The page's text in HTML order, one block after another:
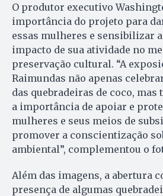
O produtor executivo
importância do projeto para
essas mulheres e sensibilizar
impacto de sua atividade no
preservação cultural. “A
Raimundas não apenas
das quebradeiras de coco, mas
a importância de apoiar e
mulheres e seus meios de
promover a conscientização
ambiental”, complementou o
Além das imagens, a abertura
presença de algumas